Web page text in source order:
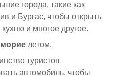
города, такие как
и Бургас, чтобы открыть
и многое другое.
летом.
туристов
автомобиль, чтобы